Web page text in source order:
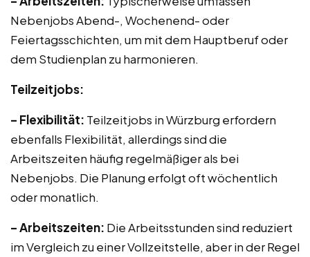
Nebenjobs Abend-, Wochenend- oder
Feiertagsschichten, um mit dem Hauptberuf oder
dem Studienplan zu harmonieren.
Teilzeitjobs:
– Flexibilität: Teilzeitjobs in Würzburg erfordern
ebenfalls Flexibilität, allerdings sind die
Arbeitszeiten häufig regelmäßiger als bei
Nebenjobs. Die Planung erfolgt oft wöchentlich
oder monatlich.
– Arbeitszeiten: Die Arbeitsstunden sind reduziert
im Vergleich zu einer Vollzeitstelle, aber in der Regel